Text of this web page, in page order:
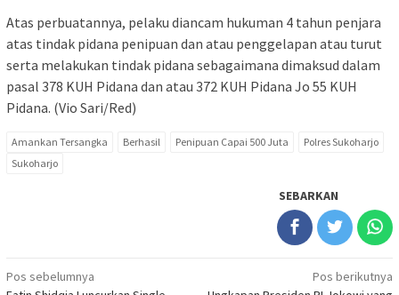
Atas perbuatannya, pelaku diancam hukuman 4 tahun penjara
atas tindak pidana penipuan dan atau penggelapan atau turut
serta melakukan tindak pidana sebagaimana dimaksud dalam
pasal 378 KUH Pidana dan atau 372 KUH Pidana Jo 55 KUH
Pidana. (Vio Sari/Red)
Amankan Tersangka Berhasil Penipuan Capai 500 Juta
Polres Sukoharjo
Sukoharjo
SEBARKAN
Navigasi
Pos sebelumnya
Pos berikutnya